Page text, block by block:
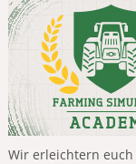
Wir erleichtern